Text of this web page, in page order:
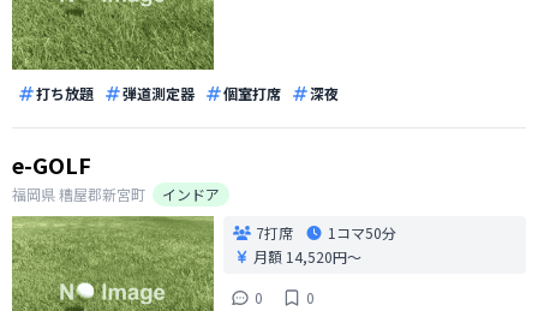
打ち放題 弾道測定器 個室打席 深夜
e-GOLF
福岡県糟屋郡新宮町
インドア
7打席
1コマ50分
月額 14,520円〜
0
0